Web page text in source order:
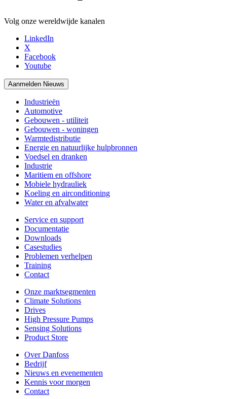
Volg onze wereldwijde kanalen
LinkedIn
X
Facebook
Youtube
Aanmelden Nieuws
Industrieën
Automotive
Gebouwen - utiliteit
Gebouwen - woningen
Warmtedistributie
Energie en natuurlijke hulpbronnen
Voedsel en dranken
Industrie
Maritiem en offshore
Mobiele hydrauliek
Koeling en airconditioning
Water en afvalwater
Service en support
Documentatie
Downloads
Casestudies
Problemen verhelpen
Training
Contact
Onze marktsegmenten
Climate Solutions
Drives
High Pressure Pumps
Sensing Solutions
Product Store
Over Danfoss
Bedrijf
Nieuws en evenementen
Kennis voor morgen
Contact